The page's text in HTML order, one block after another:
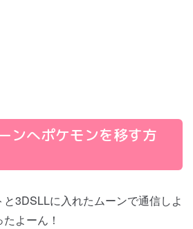
ンへポケモンを移す方
3DSLLに入れたムーンで通信しよ
よーん！